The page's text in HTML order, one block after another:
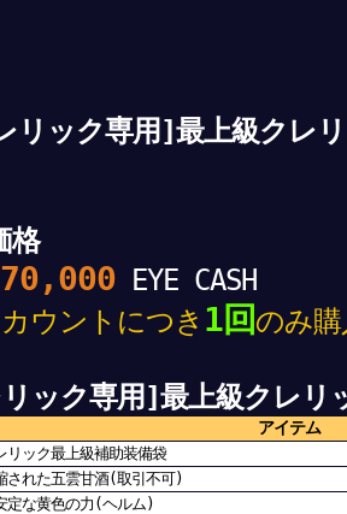
リック専用]最上級クレ
格
70,000 EYE CASH
ウントにつき 1回のみ
ック専用]最上級クレリ
アイテム
ック最上級補助装備袋
れた五雲甘酒(取引不可)
な黄色の力(ヘルム)